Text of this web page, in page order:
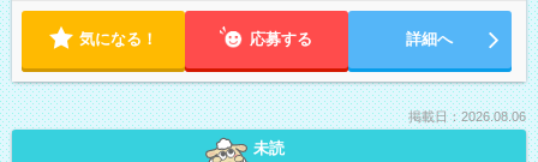
気になる！ 応募する 詳細へ
掲載日：2026.08.06
未読